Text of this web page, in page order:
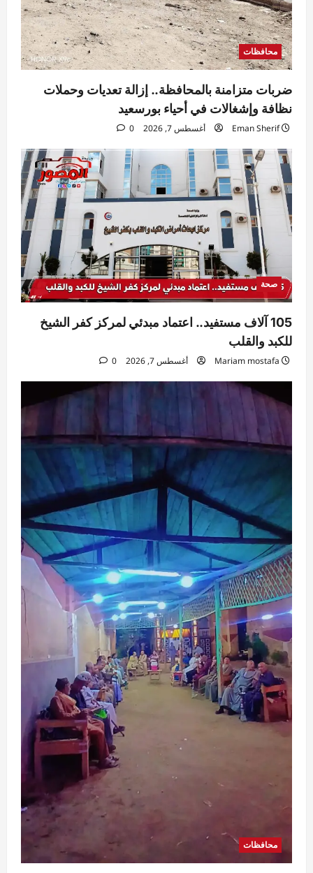
محافظات
ضربات متزامنة بالمحافظة.. إزالة تعديات وحملات
نظافة وإشغالات في أحياء بورسعيد
Eman Sherif أغسطس 7, 2026 0
صحة
105 آلاف مستفيد.. اعتماد مبدئي لمركز كفر الشيخ
للكبد والقلب
Mariam mostafa أغسطس 7, 2026 0
محافظات